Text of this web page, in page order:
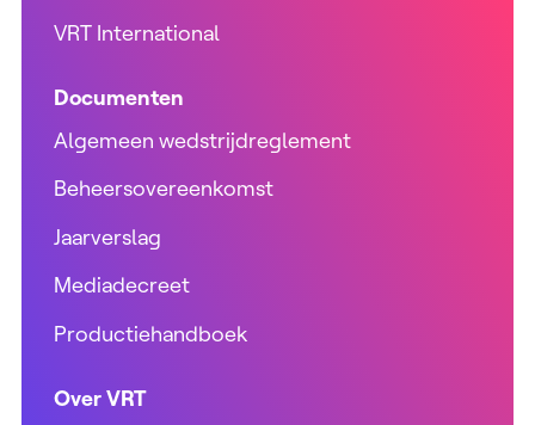
VRT International
Documenten
Algemeen wedstrijdreglement
Beheersovereenkomst
Jaarverslag
Mediadecreet
Productiehandboek
Over VRT